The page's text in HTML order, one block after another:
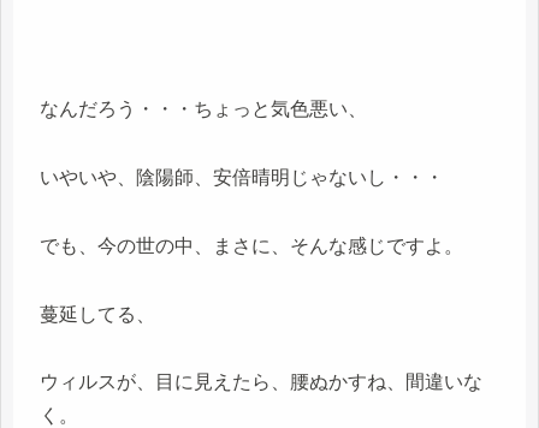
なんだろう・・・ちょっと気色悪い、
いやいや、陰陽師、安倍晴明じゃないし・・・
でも、今の世の中、まさに、そんな感じですよ。
蔓延してる、
ウィルスが、目に見えたら、腰ぬかすね、間違いな
く。